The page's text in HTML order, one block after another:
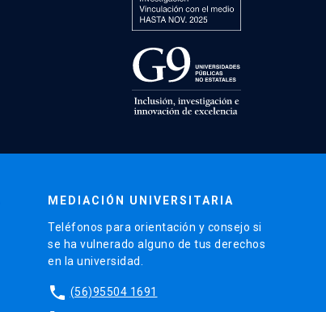
MEDIACIÓN UNIVERSITARIA
Teléfonos para orientación y consejo si
se ha vulnerado alguno de tus derechos
en la universidad.
phone (56)95504 1691